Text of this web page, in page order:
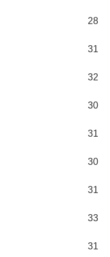
28
31
32
30
31
30
31
33
31